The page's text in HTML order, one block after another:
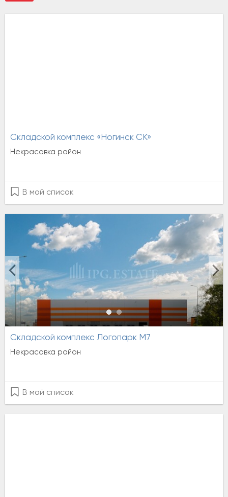
Складской комплекс «Ногинск СК»
Некрасовка район
В мой список
Складской комплекс Логопарк М7
Некрасовка район
В мой список